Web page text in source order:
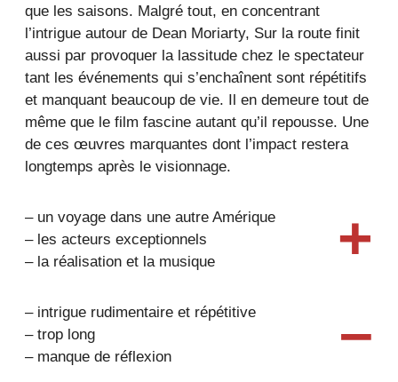
que les saisons. Malgré tout, en concentrant
l’intrigue autour de Dean Moriarty, Sur la route finit
aussi par provoquer la lassitude chez le spectateur
tant les événements qui s’enchaînent sont répétitifs
et manquant beaucoup de vie. Il en demeure tout de
même que le film fascine autant qu’il repousse. Une
de ces œuvres marquantes dont l’impact restera
longtemps après le visionnage.
+
– un voyage dans une autre Amérique
– les acteurs exceptionnels
– la réalisation et la musique
–
– intrigue rudimentaire et répétitive
– trop long
– manque de réflexion